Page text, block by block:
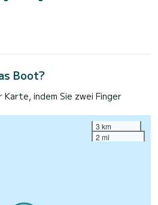
Boot?
indem Sie zwei Finger
3 km
2 mi